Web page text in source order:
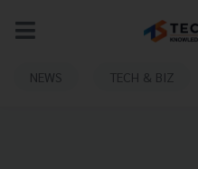
NEWS TECH & BIZ